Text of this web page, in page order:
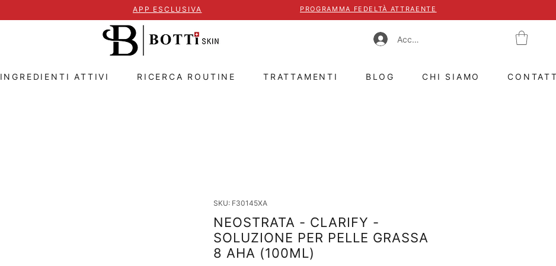
Accedi
APP ESCLUSIVA PROGRAMMA FEDELTÀ ATTRAENTE
INGREDIENTI ATTIVI RICERCA ROUTINE TRATTAMENTI BLOG CHI SIAMO
SKU: F30145XA
NEOSTRATA - CLARIFY -
SOLUZIONE PER PELLE GRASSA
8 AHA (100ML)